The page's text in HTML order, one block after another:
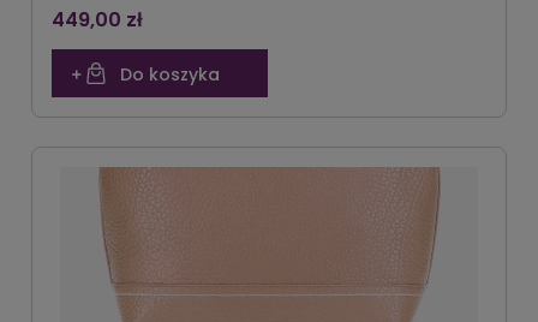
449,00 zł
Do koszyka